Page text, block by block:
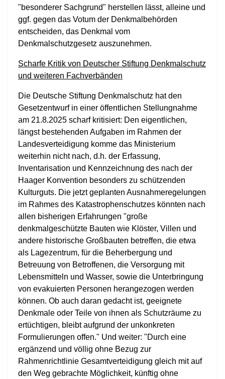
"besonderer Sachgrund" herstellen lässt, alleine und
ggf. gegen das Votum der Denkmalbehörden
entscheiden, das Denkmal vom
Denkmalschutzgesetz auszunehmen.
Scharfe Kritik von Deutscher Stiftung Denkmalschutz
und weiteren Fachverbänden
Die Deutsche Stiftung Denkmalschutz hat den
Gesetzentwurf in einer öffentlichen Stellungnahme
am 21.8.2025 scharf kritisiert: Den eigentlichen,
längst bestehenden Aufgaben im Rahmen der
Landesverteidigung komme das Ministerium
weiterhin nicht nach, d.h. der Erfassung,
Inventarisation und Kennzeichnung des nach der
Haager Konvention besonders zu schützenden
Kulturguts. Die jetzt geplanten Ausnahmeregelungen
im Rahmes des Katastrophenschutzes könnten nach
allen bisherigen Erfahrungen "große
denkmalgeschützte Bauten wie Klöster, Villen und
andere historische Großbauten betreffen, die etwa
als Lagezentrum, für die Beherbergung und
Betreuung von Betroffenen, die Versorgung mit
Lebensmitteln und Wasser, sowie die Unterbringung
von evakuierten Personen herangezogen werden
können. Ob auch daran gedacht ist, geeignete
Denkmale oder Teile von ihnen als Schutzräume zu
ertüchtigen, bleibt aufgrund der unkonkreten
Formulierungen offen." Und weiter: "Durch eine
ergänzend und völlig ohne Bezug zur
Rahmenrichtlinie Gesamtverteidigung gleich mit auf
den Weg gebrachte Möglichkeit, künftig ohne